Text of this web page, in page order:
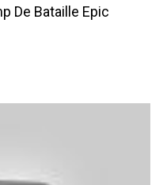
De Bataille Epic